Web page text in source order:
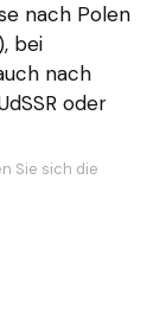
nach Polen
bei
nach
oder
Sie sich die